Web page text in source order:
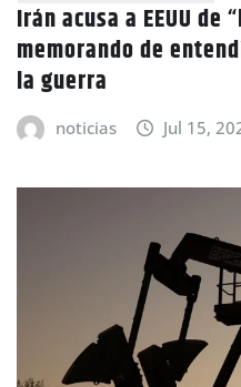
Irán acusa a EEUU de
memorando de
la guerra
noticias Jul 15,